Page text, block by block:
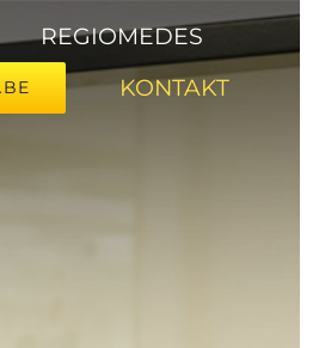
REGIOMEDES
KONTAKT